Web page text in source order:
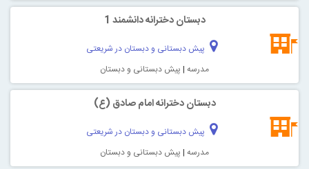
دبستان دخترانه دانشمند 1
پیش دبستانی و دبستان در شریعتی
مدرسه | پیش دبستانی و دبستان
دبستان دخترانه امام صادق (ع)
پیش دبستانی و دبستان در شریعتی
مدرسه | پیش دبستانی و دبستان